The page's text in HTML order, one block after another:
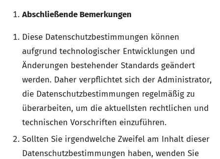
Abschließende Bemerkungen
Diese Datenschutzbestimmungen können
aufgrund technologischer Entwicklungen und
Änderungen bestehender Standards geändert
werden. Daher verpflichtet sich der Administrator,
die Datenschutzbestimmungen regelmäßig zu
überarbeiten, um die aktuellsten rechtlichen und
technischen Vorschriften einzuführen.
Sollten Sie irgendwelche Zweifel am Inhalt dieser
Datenschutzbestimmungen haben, wenden Sie